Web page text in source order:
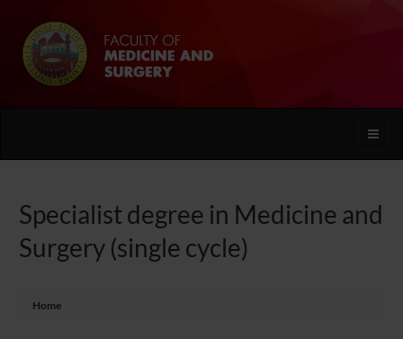
Toggle
Specialist degree in Medicine and
Surgery (single cycle)
Home